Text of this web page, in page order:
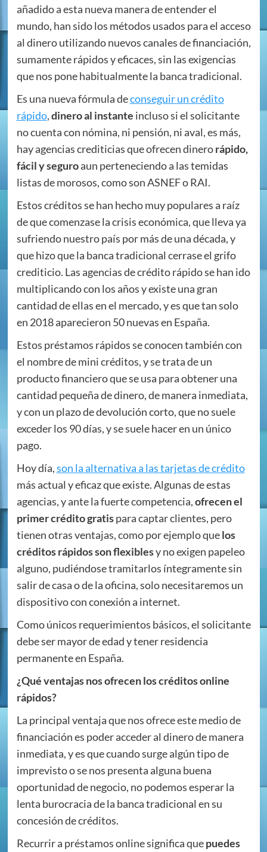
añadido a esta nueva manera de entender el
mundo, han sido los métodos usados para el acceso
al dinero utilizando nuevos canales de financiación,
sumamente rápidos y eficaces, sin las exigencias
que nos pone habitualmente la banca tradicional.
Es una nueva fórmula deconseguir un crédito
rápido,dinero al instante incluso si el solicitante
no cuenta con nómina, ni pensión, ni aval, es más,
hay agencias crediticias que ofrecen dinerorápido,
fácil y seguroaun perteneciendo a las temidas
listas de morosos, como son ASNEF o RAI.
Estos créditos se han hecho muy populares a raíz
de que comenzase la crisis económica, que lleva ya
sufriendo nuestro país por más de una década, y
que hizo que la banca tradicional cerrase el grifo
crediticio. Las agencias de crédito rápido se han ido
multiplicando con los años y existe una gran
cantidad de ellas en el mercado, y es que tan solo
en 2018 aparecieron 50 nuevas en España.
Estos préstamos rápidos se conocen también con
el nombre de mini créditos, y se trata de un
producto financiero que se usa para obtener una
cantidad pequeña de dinero, de manera inmediata,
y con un plazo de devolución corto, que no suele
exceder los 90 días, y se suele hacer en un único
pago.
Hoy día,son la alternativa a las tarjetas de crédito
más actual y eficaz que existe. Algunas de estas
agencias, y ante la fuerte competencia,ofrecen el
primer crédito gratispara captar clientes, pero
tienen otras ventajas, como por ejemplo quelos
créditos rápidos son flexiblesy no exigen papeleo
alguno, pudiéndose tramitarlos íntegramente sin
salir de casa o de la oficina, solo necesitaremos un
dispositivo con conexión a internet.
Como únicos requerimientos básicos, el solicitante
debe ser mayor de edad y tener residencia
permanente en España.
¿Qué ventajas nos ofrecen los créditos online
rápidos?
La principal ventaja que nos ofrece este medio de
financiación es poder acceder al dinero de manera
inmediata, y es que cuando surge algún tipo de
imprevisto o se nos presenta alguna buena
oportunidad de negocio, no podemos esperar la
lenta burocracia de la banca tradicional en su
concesión de créditos.
Recurrir a préstamos online significa quepuedes